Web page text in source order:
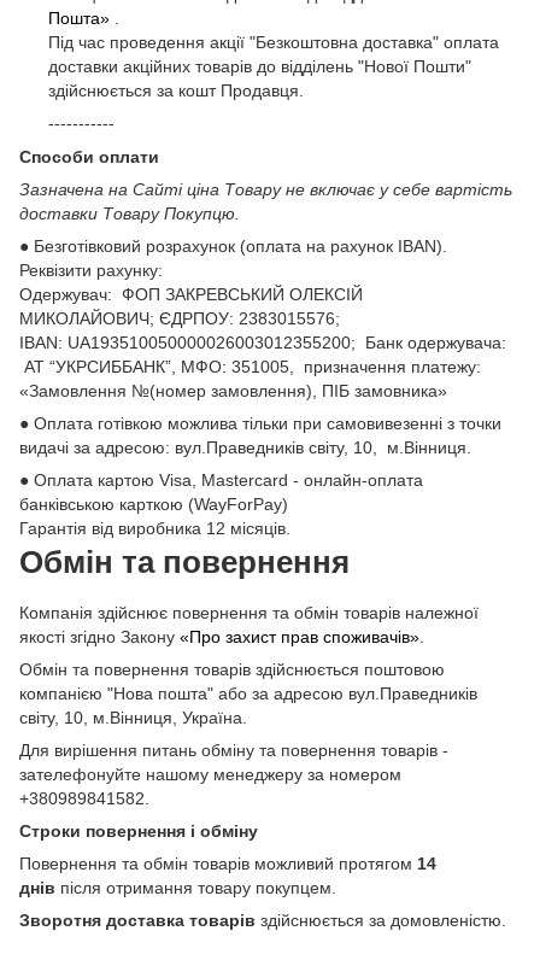
Пошта»
Під час проведення акції "Безкоштовна доставка" оплата
доставки акційних товарів до відділень "Нової Пошти"
здійснюється за кошт Продавця.
-----------
Способи оплати
Зазначена на Сайті ціна Товару не включає у себе вартість
доставки Товару Покупцю.
● Безготівковий розрахунок (оплата на рахунок IBAN).
Реквізити рахунку:
Одержувач: ФОП ЗАКРЕВСЬКИЙ ОЛЕКСІЙ
МИКОЛАЙОВИЧ; ЄДРПОУ: 2383015576;
ІВАN: UA193510050000026003012355200; Банк одержувача:
АТ “УКРСИББАНК”, МФО: 351005, призначення платежу:
«Замовлення №(номер замовлення), ПІБ замовника»
● Оплата готівкою можлива тільки при самовивезенні з точки
видачі за адресою: вул.Праведників світу, 10, м.Вінниця.
● Оплата картою Visa, Mastercard - онлайн-оплата
банківською карткою (WayForPay)
Гарантія від виробника 12 місяців.
Обмін та повернення
Компанія здійснює повернення та обмін товарів належної
якості згідно Закону «Про захист прав споживачів»
Обмін та повернення товарів здійснюється поштовою
компанією "Нова пошта" або за адресою вул.Праведників
світу, 10, м.Вінниця, Україна.
Для вирішення питань обміну та повернення товарів -
зателефонуйте нашому менеджеру за номером
+380989841582.
Строки повернення і обміну
Повернення та обмін товарів можливий протягом 14
днів після отримання товару покупцем.
Зворотня доставка товарів здійснюється за домовленістю.